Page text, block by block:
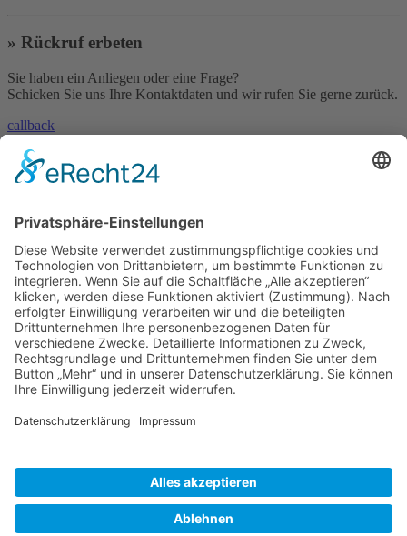
» Rückruf erbeten
Sie haben ein Anliegen oder eine Frage?
Schicken Sie uns Ihre Kontaktdaten und wir rufen Sie gerne zurück.
callback
» Kontakt aufnehmen
contact
»Skype
Und es geht auch per Skype!
Rufen Sie uns einfach an - natürlich weltweit zum Null-Tarif!
© 2023 – HANNL Customs Consulting
Basismenu
Impressum
Datenschutzerklärung
Allgemeine Datenschutzerklärung
chili